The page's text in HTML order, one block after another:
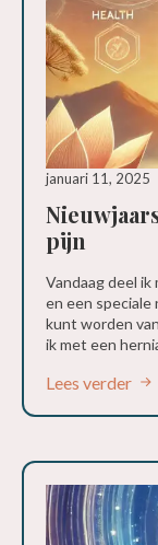
pijn
januari 11, 2025
Vandaag deel ik
en een speciale
kunt worden
ik met een
Lees verder